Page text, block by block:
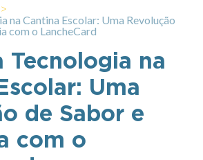
na Cantina Escolar: Uma Revolução
com o LancheCard
Tecnologia na
Uma
de Sabor e
com o